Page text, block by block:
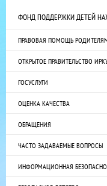
ФОНД ПОДДЕРЖКИ ДЕТЕЙ
ПРАВОВАЯ ПОМОЩЬ
ОТКРЫТОЕ ПРАВИТЕЛЬСТВО
ГОСУСЛУГИ
ОЦЕНКА КАЧЕСТВА
ОБРАЩЕНИЯ
ЧАСТО ЗАДАВАЕМЫЕ ВОПРОСЫ
ИНФОРМАЦИОННАЯ